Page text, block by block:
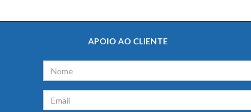
APOIO AO CLIENTE